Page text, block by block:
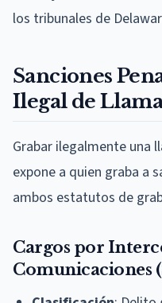
los tribunales de
Sanciones
Ilegal de
Grabar ilegalmente una
expone a quien graba a
ambos estatutos de
Cargos por
Comunicaciones